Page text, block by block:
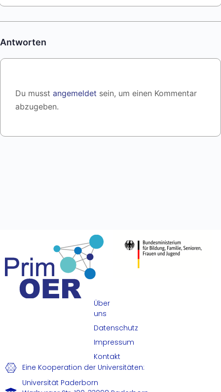
Antworten
Du musst angemeldet sein, um einen Kommentar
abzugeben.
Über
uns
Datenschutz
Impressum
Kontakt
Eine Kooperation der Universitäten:
Universität Paderborn